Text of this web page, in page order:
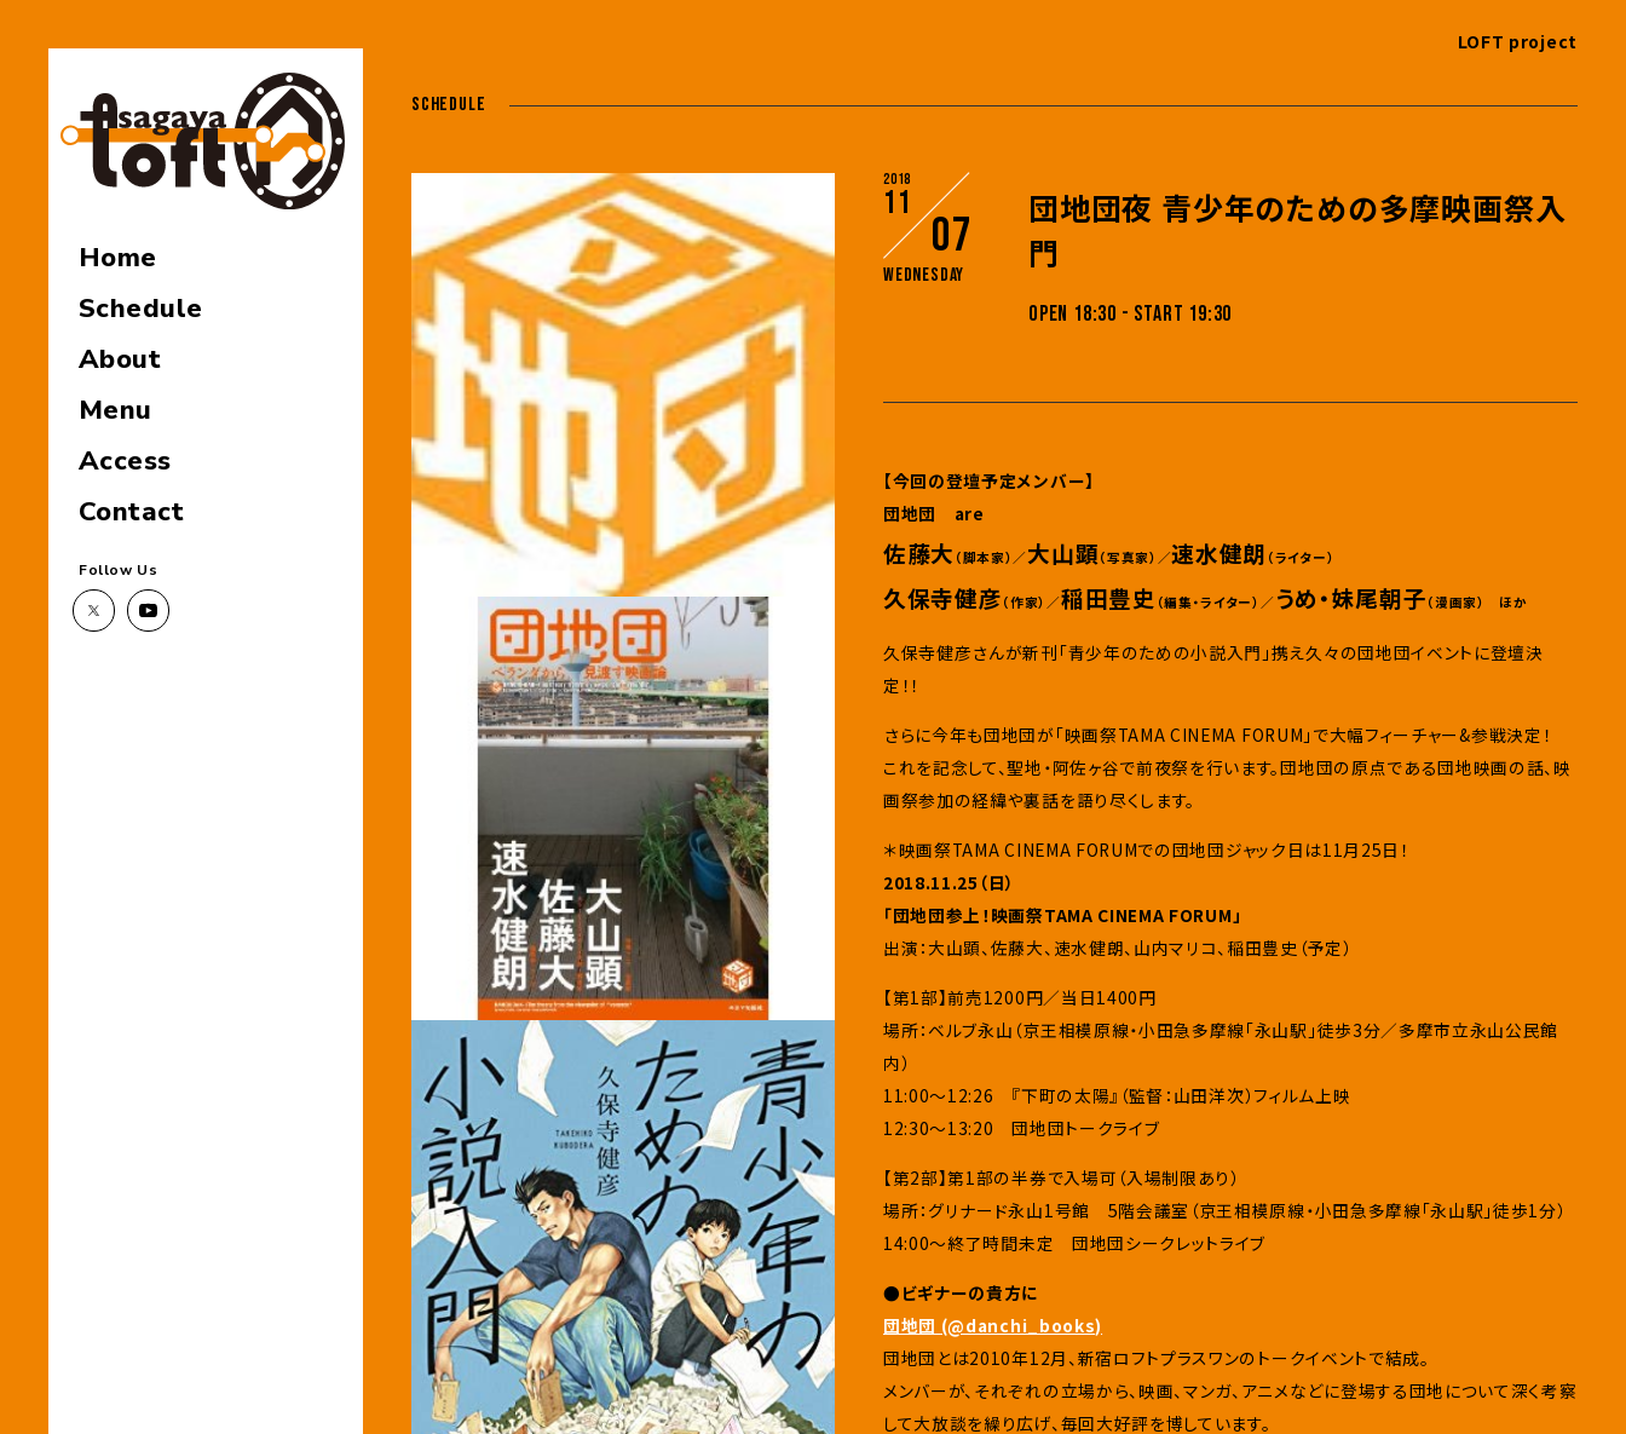
Home
Schedule
About
Menu
Access
Contact
Follow Us
LOFT project
SCHEDULE
2018
11
07
Wednesday
団地団夜 青少年のための多摩映画祭入
門
OPEN 18:30 - START 19:30
【今回の登壇予定メンバー】
団地団 are
佐藤大 （脚本家）／大山顕 （写真家）／速水健朗 （ライター）
久保寺健彦 （作家）／稲田豊史 （編集・ライター）／ うめ・妹尾朝子 （漫画家） ほか
久保寺健彦さんが新刊「青少年のための小説入門」携え久々の団地団イベントに登壇決
定！！
さらに今年も団地団が「映画祭TAMA CINEMA FORUM」で大幅フィーチャー&参戦決定！
これを記念して、聖地・阿佐ヶ谷で前夜祭を行います。団地団の原点である団地映画の話、映
画祭参加の経緯や裏話を語り尽くします。
＊映画祭TAMA CINEMA FORUMでの団地団ジャック日は11月25日！
2018.11.25（日）
「団地団参上！映画祭TAMA CINEMA FORUM」
出演：大山顕、佐藤大、速水健朗、山内マリコ、稲田豊史（予定）
【第1部】前売1200円／当日1400円
場所：ベルブ永山（京王相模原線・小田急多摩線「永山駅」徒歩3分／多摩市立永山公民館
内）
11:00～12:26 『下町の太陽』（監督：山田洋次）フィルム上映
12:30～13:20 団地団トークライブ
【第2部】第1部の半券で入場可（入場制限あり）
場所：グリナード永山1号館 5階会議室（京王相模原線・小田急多摩線「永山駅」徒歩1分）
14:00～終了時間未定 団地団シークレットライブ
●ビギナーの貴方に
団地団 (@danchi_books)
団地団とは2010年12月、新宿ロフトプラスワンのトークイベントで結成。
メンバーが、それぞれの立場から、映画、マンガ、アニメなどに登場する団地について深く考察
して大放談を繰り広げ、毎回大好評を博しています。